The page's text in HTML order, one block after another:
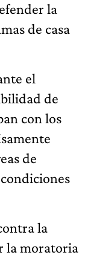
la
de casa
el
de
con los
de
la
la moratoria